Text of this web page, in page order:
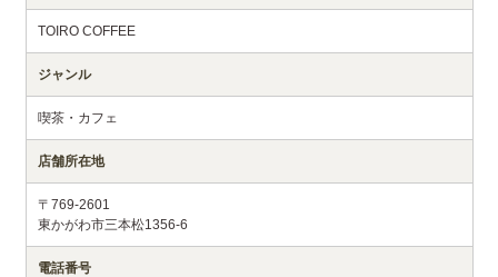
TOIRO COFFEE
ジャンル
喫茶・カフェ
店舗所在地
〒769-2601
東かがわ市三本松1356-6
電話番号